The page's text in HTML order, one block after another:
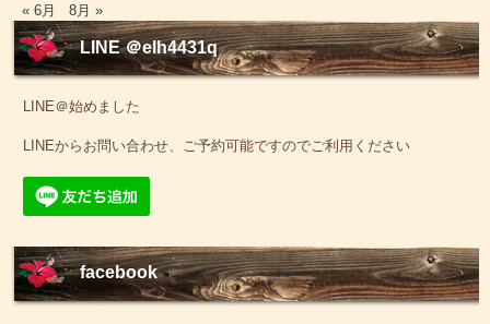
« 6月 8月 »
LINE ＠elh4431q
LINE＠始めました
LINEからお問い合わせ、ご予約可能ですのでご利用ください
facebook